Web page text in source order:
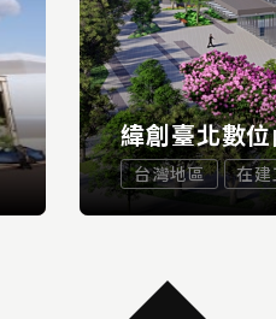
緯創臺北數
台灣地區 在